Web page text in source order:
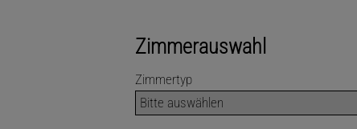
Zimmerauswahl
Zimmertyp